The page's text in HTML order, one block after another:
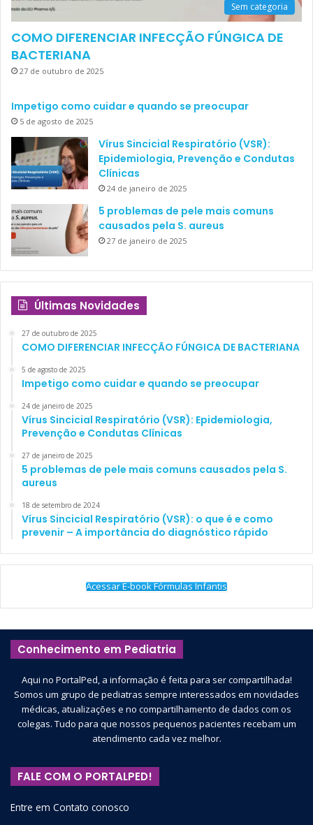
Sem categoria
COMO DIFERENCIAR INFECÇÃO FÚNGICA DE
BACTERIANA
27 de outubro de 2025
Impetigo como cuidar e quando se preocupar
5 de agosto de 2025
Vírus Sincicial Respiratório (VSR):
Epidemiologia, Prevenção e Condutas
Clínicas
24 de janeiro de 2025
5 problemas de pele mais comuns
causados pela S. aureus
27 de janeiro de 2025
Últimas Novidades
27 de outubro de 2025
COMO DIFERENCIAR INFECÇÃO FÚNGICA DE BACTERIANA
5 de agosto de 2025
Impetigo como cuidar e quando se preocupar
24 de janeiro de 2025
Vírus Sincicial Respiratório (VSR): Epidemiologia,
Prevenção e Condutas Clínicas
27 de janeiro de 2025
5 problemas de pele mais comuns causados pela S.
aureus
18 de setembro de 2024
Vírus Sincicial Respiratório (VSR): o que é e como
prevenir – A importância do diagnóstico rápido
Acessar E-book Fórmulas Infantis
Conhecimento em Pediatria
Aqui no PortalPed, a informação é feita para ser compartilhada!
Somos um grupo de pediatras sempre interessados em novidades
médicas, atualizações e no compartilhamento de dados com os
colegas. Tudo para que nossos pequenos pacientes recebam um
atendimento cada vez melhor.
FALE COM O PORTALPED!
Entre em Contato conosco